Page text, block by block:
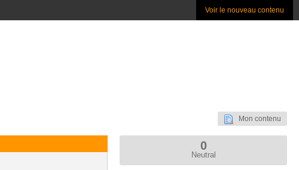
Voir le nouveau contenu
Mon contenu
0
Neutral